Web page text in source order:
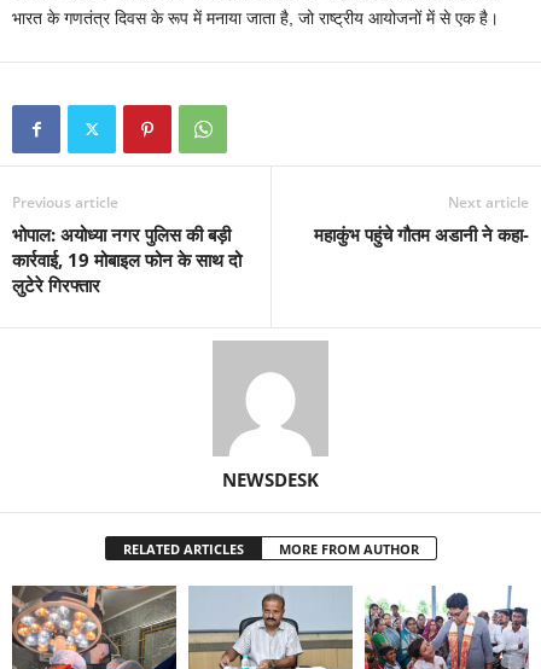
भारत के गणतंत्र दिवस के रूप में मनाया जाता है, जो राष्ट्रीय आयोजनों में से एक है।
Previous article
भोपाल: अयोध्या नगर पुलिस की बड़ी
कार्रवाई, 19 मोबाइल फोन के साथ दो
लुटेरे गिरफ्तार
Next article
महाकुंभ पहुंचे गौतम अडानी ने कहा-
NEWSDESK
RELATED ARTICLES MORE FROM AUTHOR